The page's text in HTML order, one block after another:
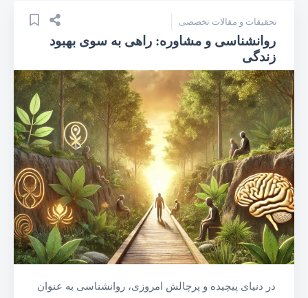
تحقیقات و مقالات تخصصی
روانشناسی و مشاوره: راهی به سوی بهبود
زندگی
در دنیای پیچیده و پرچالش امروزی، روانشناسی به عنوان